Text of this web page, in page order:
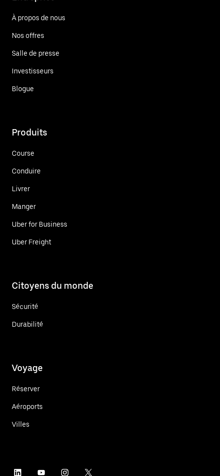
À propos de nous
Nos offres
Salle de presse
Investisseurs
Blogue
Produits
Course
Conduire
Livrer
Manger
Uber for Business
Uber Freight
Citoyens du monde
Sécurité
Durabilité
Voyage
Réserver
Aéroports
Villes